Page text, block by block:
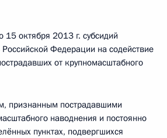
15 октября 2013 г. субсидий
Федерации на содействие
от крупномасштабного
признанным пострадавшими
наводнения и постоянно
пунктах, подвергшихся